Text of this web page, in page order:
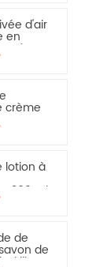
d'air
en
crème
PETG
lotion à
300 ml
de
de
libre